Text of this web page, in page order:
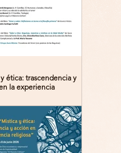
ética: trascendencia y
la experiencia
8 de junio (lunes),
(Madrid) 19horas